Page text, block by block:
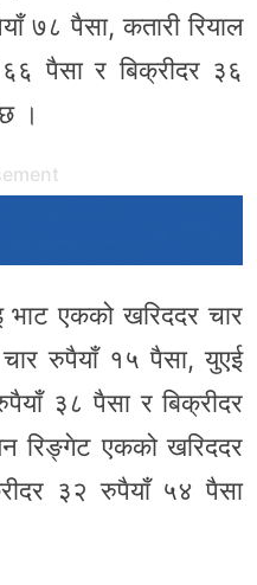
७८ पैसा, कतारी रियाल
पैसा र बिक्रीदर ३६
।
एकको खरिददर चार
रुपैयाँ १५ पैसा, युएई
३८ पैसा र बिक्रीदर
रिङ्गेट एकको खरिददर
३२ रुपैयाँ ५४ पैसा